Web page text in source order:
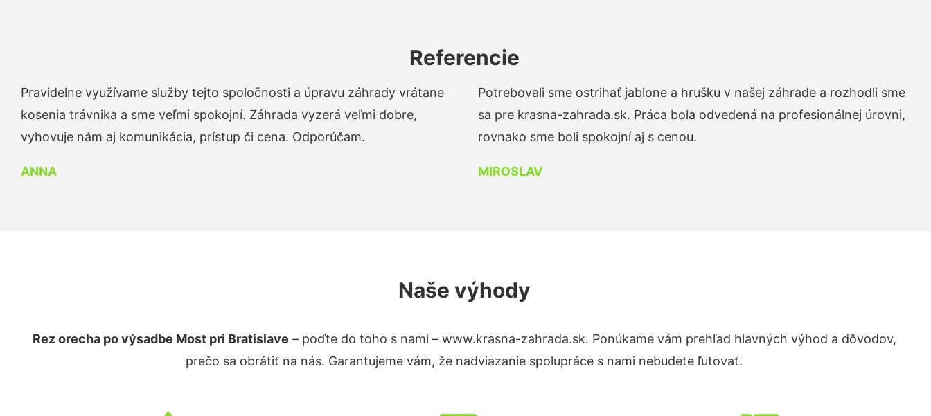
Referencie
Pravidelne využívame služby tejto spoločnosti a úpravu záhrady vrátane
kosenia trávnika a sme veľmi spokojní. Záhrada vyzerá veľmi dobre,
vyhovuje nám aj komunikácia, prístup či cena. Odporúčam.
ANNA
Potrebovali sme ostrihať jablone a hrušku v našej záhrade a rozhodli sme
sa pre krasna-zahrada.sk. Práca bola odvedená na profesionálnej úrovni,
rovnako sme boli spokojní aj s cenou.
MIROSLAV
Naše výhody
Rez orecha po výsadbe Most pri Bratislave – poďte do toho s nami – www.krasna-zahrada.sk. Ponúkame vám prehľad hlavných výhod a dôvodov,
prečo sa obrátiť na nás. Garantujeme vám, že nadviazanie spolupráce s nami nebudete ľutovať.